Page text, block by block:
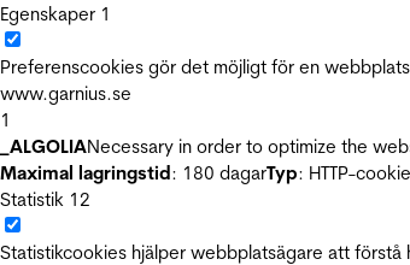
Egenskaper 1
Preferenscookies gör det möjligt för en
www.garnius.se
1
_ALGOLIANecessary in order to optimize the
Maximal lagringstid: 180 dagarTyp: HTTP-cookie
Statistik 12
Statistikcookies hjälper webbplatsägare att